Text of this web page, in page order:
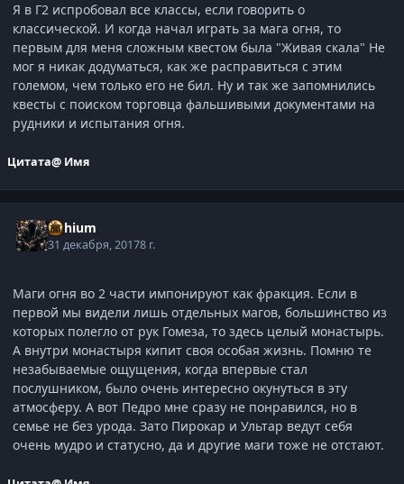
Я в Г2 испробовал все классы, если говорить о
классической. И когда начал играть за мага огня, то
первым для меня сложным квестом была "Живая скала" Не
мог я никак додуматься, как же расправиться с этим
големом, чем только его не бил. Ну и так же запомнились
квесты с поиском торговца фальшивыми документами на
рудники и испытания огня.
Цитата@ Имя
Lithium
31 декабря, 20178 г.
Маги огня во 2 части импонируют как фракция. Если в
первой мы видели лишь отдельных магов, большинство из
которых полегло от рук Гомеза, то здесь целый монастырь.
А внутри монастыря кипит своя особая жизнь. Помню те
незабываемые ощущения, когда впервые стал
послушником, было очень интересно окунуться в эту
атмосферу. А вот Педро мне сразу не понравился, но в
семье не без урода. Зато Пирокар и Ультар ведут себя
очень мудро и статусно, да и другие маги тоже не отстают.